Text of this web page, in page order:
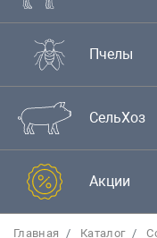
Пчелы
СельХоз
Акции
Главная Каталог